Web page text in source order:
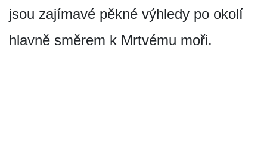
jsou zajímavé pěkné výhledy po okolí
hlavně směrem k Mrtvému moři.